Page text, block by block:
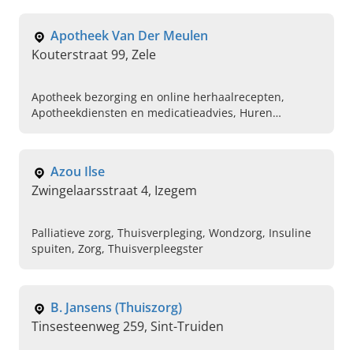
Apotheek Van Der Meulen
Kouterstraat 99, Zele
Apotheek bezorging en online herhaalrecepten,
Apotheekdiensten en medicatieadvies, Huren
uitvoeren en vaccinaties, Apotheek voor diabeteszorg
en advies, Vaccinatie covid griepprik
Azou Ilse
Zwingelaarsstraat 4, Izegem
Palliatieve zorg, Thuisverpleging, Wondzorg, Insuline
spuiten, Zorg, Thuisverpleegster
B. Jansens (Thuiszorg)
Tinsesteenweg 259, Sint-Truiden